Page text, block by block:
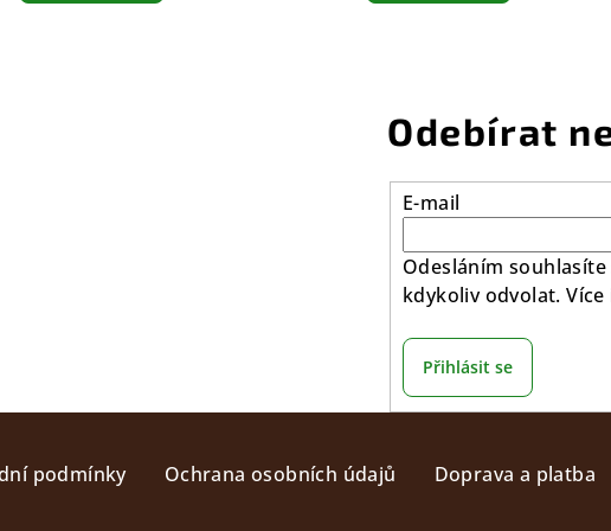
Odebírat
E-mail
Odesláním
kdykoliv odvolat.
Přihlásit se
podmínky Ochrana osobních údajů Doprava a platba